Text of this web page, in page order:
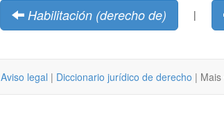
Habilitación (derecho de) |
Aviso legal | Diccionario jurídico de derecho |